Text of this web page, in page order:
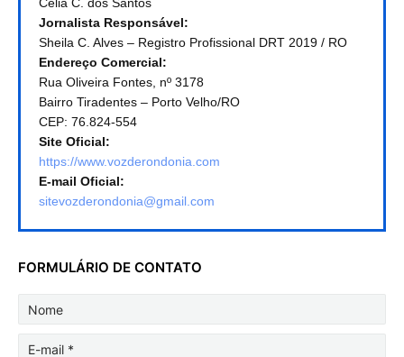
Célia C. dos Santos
Jornalista Responsável:
Sheila C. Alves – Registro Profissional DRT 2019 / RO
Endereço Comercial:
Rua Oliveira Fontes, nº 3178
Bairro Tiradentes – Porto Velho/RO
CEP: 76.824-554
Site Oficial:
https://www.vozderondonia.com
E-mail Oficial:
sitevozderondonia@gmail.com
FORMULÁRIO DE CONTATO